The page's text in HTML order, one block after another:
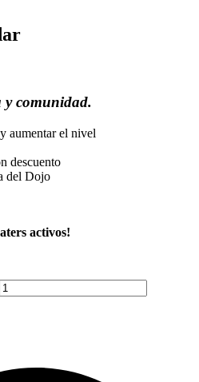
comunidad.
aumentar el nivel
descuento
del Dojo
activos!